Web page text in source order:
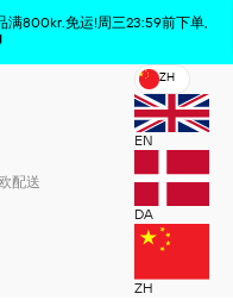
满800kr.免运!周三23:59前下单,
配送
ZH
EN
DA
ZH
x